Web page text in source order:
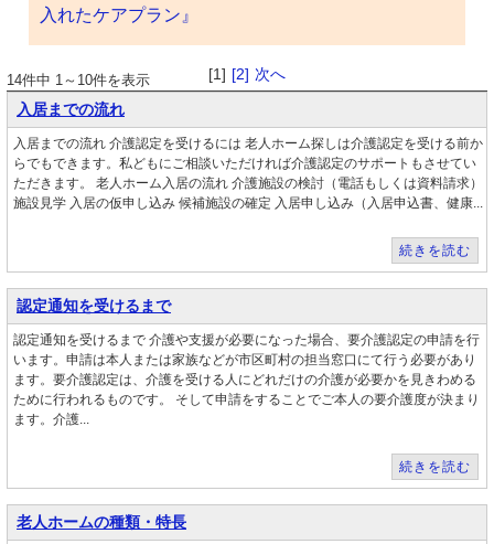
入れたケアプラン』
14件中 1～10件を表示 [1] [2] 次へ
入居までの流れ
入居までの流れ 介護認定を受けるには 老人ホーム探しは介護認定を受ける前か
らでもできます。私どもにご相談いただければ介護認定のサポートもさせてい
ただきます。 老人ホーム入居の流れ 介護施設の検討（電話もしくは資料請求）
施設見学 入居の仮申し込み 候補施設の確定 入居申し込み（入居申込書、健康...
続きを読む
認定通知を受けるまで
認定通知を受けるまで 介護や支援が必要になった場合、要介護認定の申請を行
います。申請は本人または家族などが市区町村の担当窓口にて行う必要があり
ます。要介護認定は、介護を受ける人にどれだけの介護が必要かを見きわめる
ために行われるものです。 そして申請をすることでご本人の要介護度が決まり
ます。介護...
続きを読む
老人ホームの種類・特長